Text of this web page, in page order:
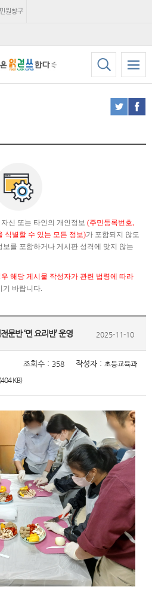
원창구
신 또는 타인의 개인정보 (주민등록번호,
식별할 수 있는 모든 정보)가 포함되지 않도
를 포함하거나 게시판 성격에 맞지 않는
해당 게시물 작성자가 관련 법령에 따라
기 바랍니다.
문반 ‘면 요리반’ 운영 2025-11-10
KB)
조회수 : 358 작성자 : 초등교육과